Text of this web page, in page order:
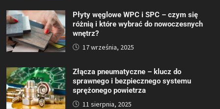
Płyty węglowe WPC i SPC – czym się
różnią i które wybrać do nowoczesnych
wnętrz?
17 września, 2025
Złącza pneumatyczne – klucz do
sprawnego i bezpiecznego systemu
sprężonego powietrza
11 sierpnia, 2025